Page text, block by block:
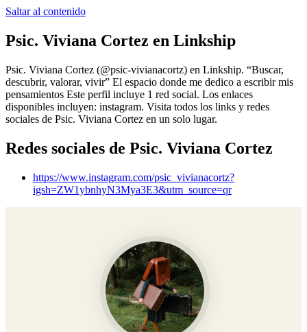
Saltar al contenido
Psic. Viviana Cortez en Linkship
Psic. Viviana Cortez (@psic-vivianacortz) en Linkship. “Buscar,
descubrir, valorar, vivir” El espacio donde me dedico a escribir mis
pensamientos Este perfil incluye 1 red social. Los enlaces
disponibles incluyen: instagram. Visita todos los links y redes
sociales de Psic. Viviana Cortez en un solo lugar.
Redes sociales de Psic. Viviana Cortez
https://www.instagram.com/psic_vivianacortz?
igsh=ZW1ybnhyN3Mya3E3&utm_source=qr